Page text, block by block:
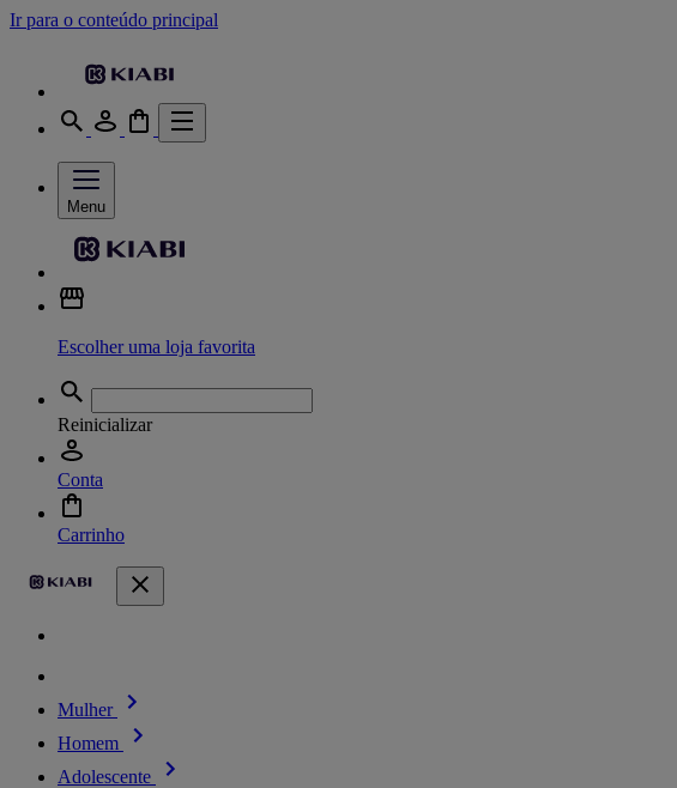
Ir para o conteúdo principal
Menu
Escolher uma loja favorita
Reinicializar
Conta
Carrinho
Mulher
Homem
Adolescente